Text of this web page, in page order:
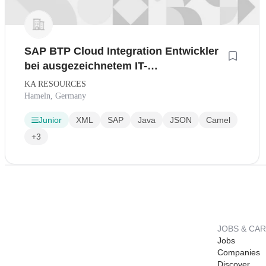
SAP BTP Cloud Integration Entwickler
bei ausgezeichnetem IT-
Digitalisierungsunternehmen in
Hameln
KA RESOURCES
Hameln, Germany
Junior XML SAP Java JSON
Camel
+3
JOBS &
Jobs
Companies
Discover